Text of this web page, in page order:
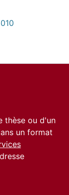
thèse ou d'un
un format